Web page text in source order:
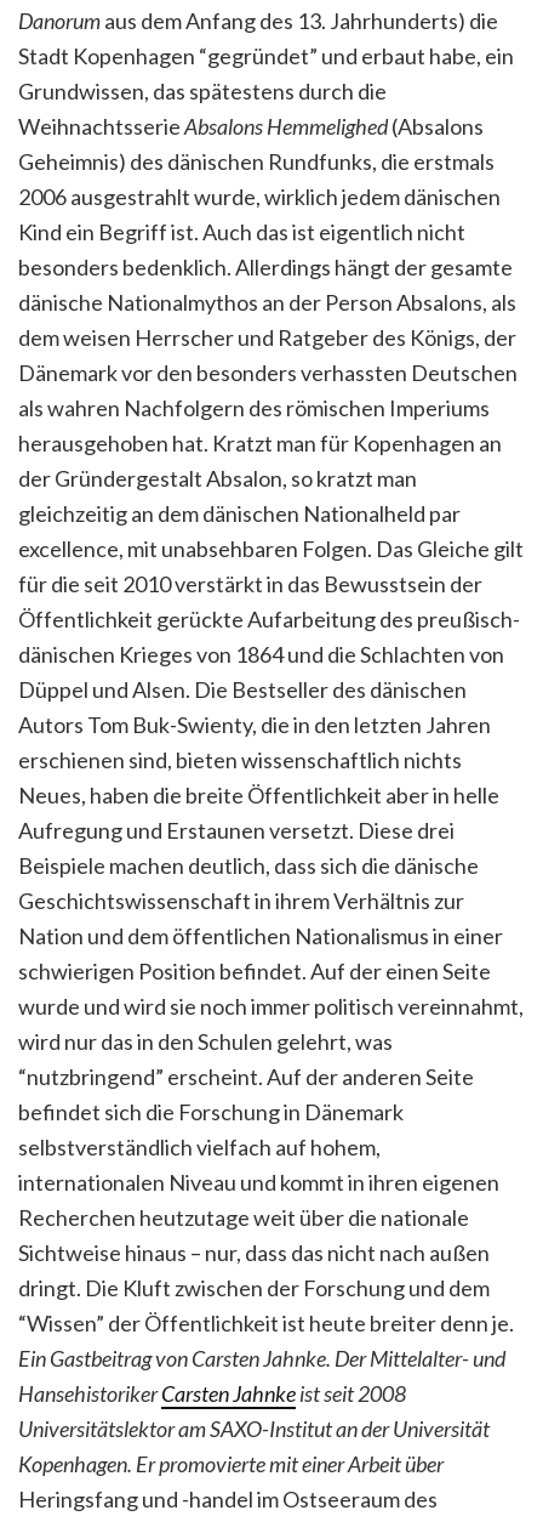
Danorumaus dem Anfang des 13. Jahrhunderts) die
Stadt Kopenhagen “gegründet” und erbaut habe, ein
Grundwissen, das spätestens durch die
WeihnachtsserieAbsalons Hemmelighed(Absalons
Geheimnis) des dänischen Rundfunks, die erstmals
2006 ausgestrahlt wurde, wirklich jedem dänischen
Kind ein Begriff ist. Auch das ist eigentlich nicht
besonders bedenklich. Allerdings hängt der gesamte
dänische Nationalmythos an der Person Absalons, als
dem weisen Herrscher und Ratgeber des Königs, der
Dänemark vor den besonders verhassten Deutschen
als wahren Nachfolgern des römischen Imperiums
herausgehoben hat. Kratzt man für Kopenhagen an
der Gründergestalt Absalon, so kratzt man
gleichzeitig an dem dänischen Nationalheld par
excellence, mit unabsehbaren Folgen. Das Gleiche gilt
für die seit 2010 verstärkt in das Bewusstsein der
Öffentlichkeit gerückte Aufarbeitung des preußisch-
dänischen Krieges von 1864 und die Schlachten von
Düppel und Alsen. Die Bestseller des dänischen
Autors Tom Buk-Swienty, die in den letzten Jahren
erschienen sind, bieten wissenschaftlich nichts
Neues, haben die breite Öffentlichkeit aber in helle
Aufregung und Erstaunen versetzt. Diese drei
Beispiele machen deutlich, dass sich die dänische
Geschichtswissenschaft in ihrem Verhältnis zur
Nation und dem öffentlichen Nationalismus in einer
schwierigen Position befindet. Auf der einen Seite
wurde und wird sie noch immer politisch vereinnahmt,
wird nur das in den Schulen gelehrt, was
“nutzbringend” erscheint. Auf der anderen Seite
befindet sich die Forschung in Dänemark
selbstverständlich vielfach auf hohem,
internationalen Niveau und kommt in ihren eigenen
Recherchen heutzutage weit über die nationale
Sichtweise hinaus – nur, dass das nicht nach außen
dringt. Die Kluft zwischen der Forschung und dem
“Wissen” der Öffentlichkeit ist heute breiter denn je.
Ein Gastbeitrag von Carsten Jahnke. Der Mittelalter- und
HansehistorikerCarsten Jahnkeist seit 2008
Universitätslektor am SAXO-Institut an der Universität
Kopenhagen. Er promovierte mit einer Arbeit über
Heringsfang und -handel im Ostseeraum des